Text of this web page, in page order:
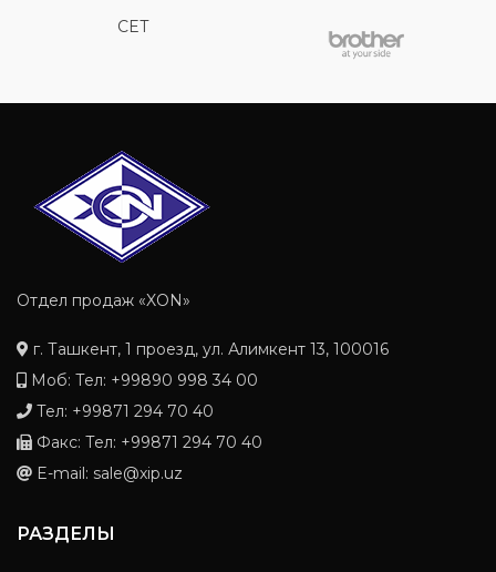
CET
Отдел продаж «XON»
г. Ташкент, 1 проезд, ул. Алимкент 13, 100016
Моб: Тел: +99890 998 34 00
Тел: +99871 294 70 40
Факс: Тел: +99871 294 70 40
E-mail: sale@xip.uz
РАЗДЕЛЫ